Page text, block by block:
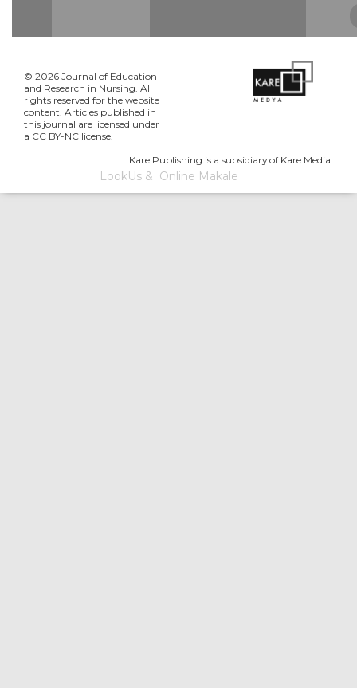
© 2026 Journal of Education
and Research in Nursing. All
rights reserved for the website
content. Articles published in
this journal are licensed under
a CC BY-NC license.
Kare Publishing is a subsidiary of Kare Media.
LookUs& Online Makale